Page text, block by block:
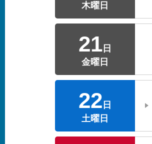
木曜日
21 日
金曜日
22 日
土曜日